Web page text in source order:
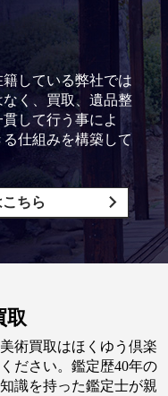
している弊社では
く、買取、遺品整
して行う事によ
仕組みを構築して
ちら
取
術買取はほくゆう倶楽
ださい。鑑定歴40年の
識を持った鑑定士が親